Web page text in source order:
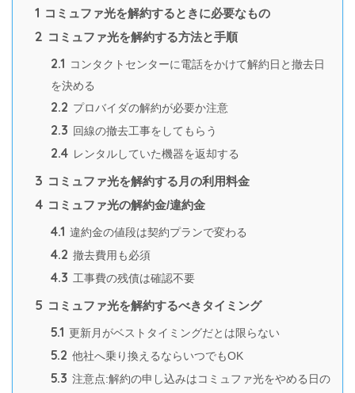
1 コミュファ光を解約するときに必要なもの
2 コミュファ光を解約する方法と手順
2.1 コンタクトセンターに電話をかけて解約日と撤去日
を決める
2.2 プロバイダの解約が必要か注意
2.3 回線の撤去工事をしてもらう
2.4 レンタルしていた機器を返却する
3 コミュファ光を解約する月の利用料金
4 コミュファ光の解約金/違約金
4.1 違約金の値段は契約プランで変わる
4.2 撤去費用も必須
4.3 工事費の残債は確認不要
5 コミュファ光を解約するべきタイミング
5.1 更新月がベストタイミングだとは限らない
5.2 他社へ乗り換えるならいつでもOK
5.3 注意点:解約の申し込みはコミュファ光をやめる日の